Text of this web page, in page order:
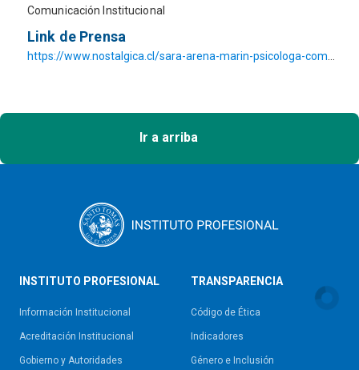
Comunicación Institucional
Link de Prensa
Ir a arriba
INSTITUTO PROFESIONAL
Información Institucional
Acreditación Institucional
Gobierno y Autoridades​
TRANSPARENCIA
Código de Ética
Indicadores
Género e Inclusión